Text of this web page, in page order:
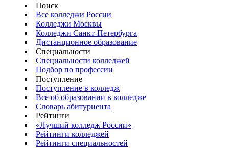
Поиск
Все колледжи России
Колледжи Москвы
Колледжи Санкт-Петербурга
Дистанционное образование
Специальности
Специальности колледжей
Подбор по профессии
Поступление
Поступление в колледж
Все об образовании в колледже
Словарь абитуриента
Рейтинги
«Лучший колледж России»
Рейтинги колледжей
Рейтинги специальностей